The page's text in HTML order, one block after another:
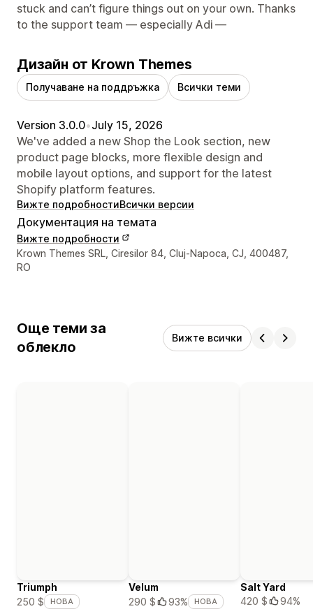
stuck and can’t figure things out on your own. Thanks
to the support team — especially Adi —
Дизайн от Krown Themes
Получаване на поддръжка Всички теми
Version 3.0.0•July 15, 2026
We've added a new Shop the Look section, new
product page blocks, more flexible design and
mobile layout options, and support for the latest
Shopify platform features.
Вижте подробностиВсички версии
Документация на темата
Вижте подробности
Данни за връзка с дизайнера
Krown Themes SRL, Ciresilor 84, Cluj-Napoca, CJ, 400487,
RO
Още теми за
облекло
Вижте всички
Triumph
250 $
НОВА
Velum
290 $
93% НОВА
Salt Yard
420 $
94%